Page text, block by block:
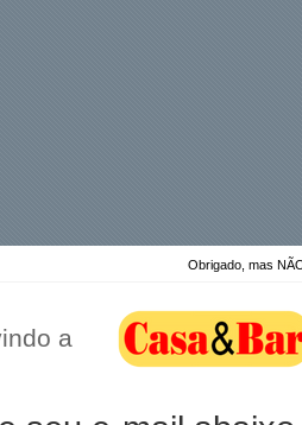
Obrigado, mas
a